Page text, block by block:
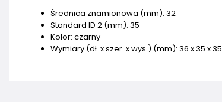
Średnica znamionowa (mm): 32
Standard ID 2 (mm): 35
Kolor: czarny
Wymiary (dł. x szer. x wys.) (mm): 36 x 35 x 35